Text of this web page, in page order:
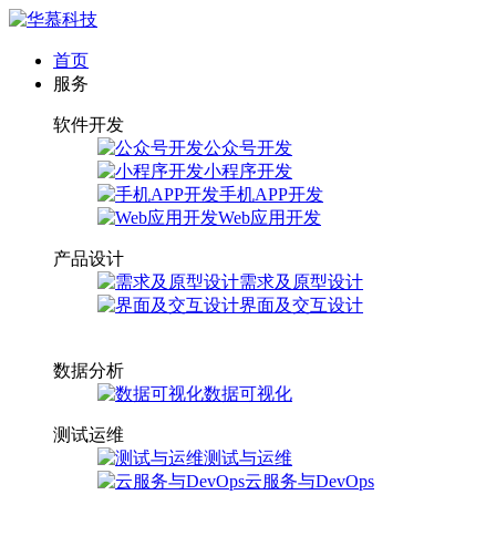
首页
服务
软件开发
公众号开发
小程序开发
手机APP开发
Web应用开发
产品设计
需求及原型设计
界面及交互设计
数据分析
数据可视化
测试运维
测试与运维
云服务与DevOps